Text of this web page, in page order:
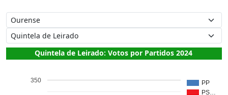
Quintela de Leirado: Votos por Partidos 2024
PP
PS…
350